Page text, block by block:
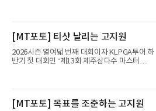
트(파72/6,767야드)에서 열리고 있다.6일 현재
1라운드 경기가 펼쳐지고 있다.고지원(삼천리)
이 1번 홀에서 경기하고 있다.
[MT포토] 티샷 날리는 고지원
2026시즌 열여덟 번째 대회이자 KLPGA투어 하
반기 첫 대회인 ‘제13회 제주삼다수 마스터
트(파72/6,767야드)에서 열리고 있다.6일 현재
1라운드 경기가 펼쳐지고 있다.고지원(삼천리)
이 1번 홀에서 경기하고 있다.
[MT포토] 목표를 조준하는 고지원